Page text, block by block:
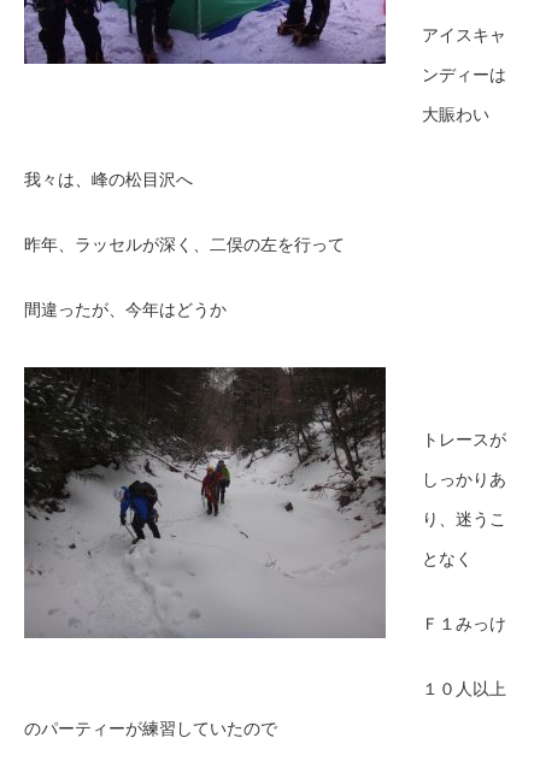
アイスキャ
ンディーは
大賑わい
我々は、峰の松目沢へ
昨年、ラッセルが深く、二俣の左を行って
間違ったが、今年はどうか
トレースが
しっかりあ
り、迷うこ
となく
Ｆ１みっけ
１０人以上
のパーティーが練習していたので